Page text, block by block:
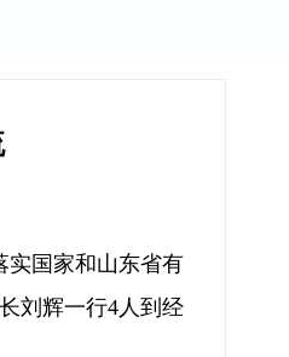
实国家和山东省有
刘辉一行4人到经